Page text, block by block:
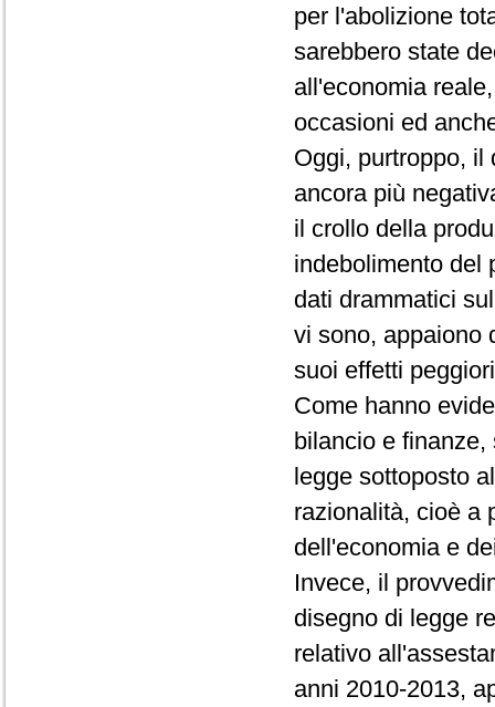
per l'abolizione
sarebbero state
all'economia
occasioni ed
Oggi, purtroppo, il
ancora più
il crollo della
indebolimento del
dati drammatici
vi sono, appaiono
suoi effetti
Come hanno
bilancio e
legge sottoposto
razionalità, cioè a
dell'economia e
Invece, il
disegno di legge
relativo
anni 2010-2013,